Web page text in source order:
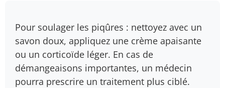
Pour soulager les piqûres : nettoyez avec un
savon doux, appliquez une crème apaisante
ou un corticoïde léger. En cas de
démangeaisons importantes, un médecin
pourra prescrire un traitement plus ciblé.